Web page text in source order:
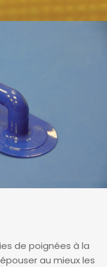
de poignées à la
au mieux les